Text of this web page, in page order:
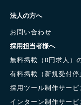
法人の方へ
お問い合わせ
採用担当者様へ
無料掲載（0円求人）
有料掲載（新規受付
採用ツール制作サー
インターン制作サー